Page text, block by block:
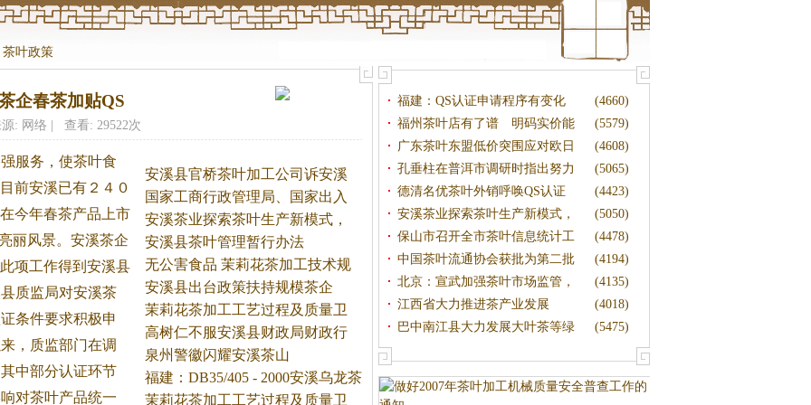
茶叶政策
企春茶加贴QS
: 网络 | 查看: 29522次
安溪县官桥茶叶加工公司诉安溪
县
国家工商行政管理局、国家出入
境
安溪茶业探索茶叶生产新模式，
以
安溪县茶叶管理暂行办法
无公害食品 茉莉花茶加工技术规
程
安溪县出台政策扶持规模茶企
茉莉花茶加工工艺过程及质量卫
生
高树仁不服安溪县财政局财政行
政
泉州警徽闪耀安溪茶山
福建：DB35/405 - 2000安溪乌龙茶
茉莉花茶加工工艺过程及质量卫
服务，使茶叶食
目前安溪已有２４０
今年春茶产品上市
丽风景。安溪茶企
项工作得到安溪县
质监局对安溪茶
条件要求积极申
，质监部门在调
中部分认证环节
对茶叶产品统一
(4660)
福建：QS认证申请程序有变化
(5579)
福州茶叶店有了谱 明码实价能
否
(4608)
广东茶叶东盟低价突围应对欧日
技
(5065)
孔垂柱在普洱市调研时指出努力
发
(4423)
德清名优茶叶外销呼唤QS认证
(5050)
安溪茶业探索茶叶生产新模式，
以
(4478)
保山市召开全市茶叶信息统计工
作
(4194)
中国茶叶流通协会获批为第二批
行
(4135)
北京：宣武加强茶叶市场监管，
做
(4018)
江西省大力推进茶产业发展
(5475)
巴中南江县大力发展大叶茶等绿